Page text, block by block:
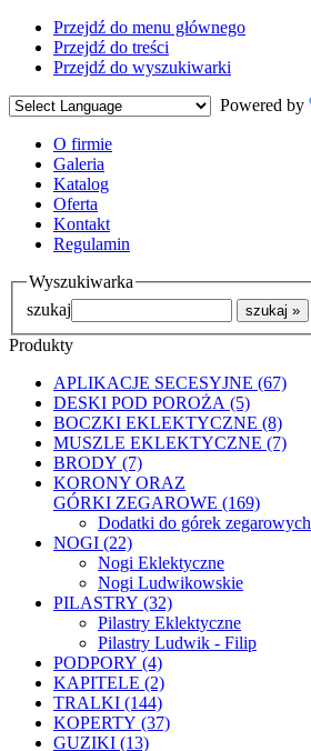
Przejdź do menu głównego
Przejdź do treści
Przejdź do wyszukiwarki
Powered by
O firmie
Galeria
Katalog
Oferta
Kontakt
Regulamin
Wyszukiwarka
szukaj
Produkty
APLIKACJE SECESYJNE (67)
DESKI POD POROŻA (5)
BOCZKI EKLEKTYCZNE (8)
MUSZLE EKLEKTYCZNE (7)
BRODY (7)
KORONY ORAZ
GÓRKI ZEGAROWE (169)
Dodatki do górek zegarowych
NOGI (22)
Nogi Eklektyczne
Nogi Ludwikowskie
PILASTRY (32)
Pilastry Eklektyczne
Pilastry Ludwik - Filip
PODPORY (4)
KAPITELE (2)
TRALKI (144)
KOPERTY (37)
GUZIKI (13)